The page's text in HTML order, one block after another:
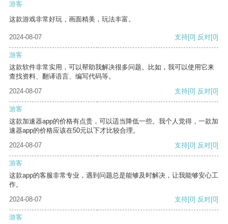
游客
这款游戏非常好玩，画面精美，玩法丰富。
2024-08-07 支持[0] 反对[0]
游客
这款软件非常实用，可以帮助我解决很多问题。比如，我可以使用它来
查找资料、翻译语言、编写代码等。
2024-08-07
支持[0] 反对[0]
游客
这款加速器app的价格有点贵，可以适当降低一些。我个人觉得，一款加
速器app的价格应该在50元以下才比较合理。
2024-08-07
支持[0] 反对[0]
游客
这款app的客服非常专业，遇到问题总是能够及时解决，让我能够安心工
作。
2024-08-07
支持[0] 反对[0]
游客